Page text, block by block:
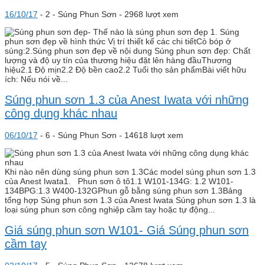
16/10/17 - 2 - Súng Phun Sơn - 2968 lượt xem
1. Súng
phun sơn đẹp về hình thức Vị trí thiết kế các chi tiếtCò bóp ở
súng:2.Súng phun sơn đẹp về nội dung Súng phun sơn đẹp: Chất
lượng và độ uy tín của thương hiệu đặt lên hàng đầuThương
hiệu2.1 Độ mịn2.2 Độ bền cao2.2 Tuổi thọ sản phẩmBài viết hữu
ích: Nếu nói về...
Súng phun sơn 1.3 của Anest Iwata với những
công dụng khác nhau
06/10/17 - 6 - Súng Phun Sơn - 14618 lượt xem
Khi nào nên dùng súng phun sơn 1.3Các model súng phun sơn 1.3
của Anest Iwata1. Phun sơn ô tô1.1 W101-134G: 1.2 W101-
134BPG:1.3 W400-132GPhun gỗ bằng súng phun sơn 1.3Bảng
tổng hợp Súng phun sơn 1.3 của Anest Iwata Súng phun sơn 1.3 là
loại súng phun sơn công nghiệp cầm tay hoặc tự động...
Giá súng phun sơn W101- Giá Súng phun sơn
cầm tay